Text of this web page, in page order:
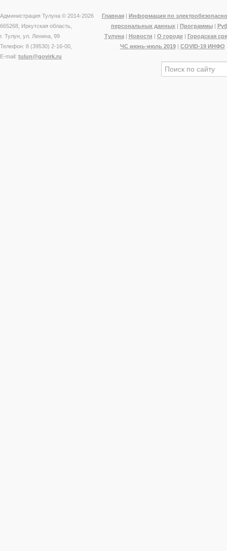
Администрация Тулуна © 2014-2026
665268, Иркутская область,
г. Тулун, ул. Ленина, 99
Телефон: 8 (39530) 2-16-00,
E-mail: tulun@govirk.ru
Главная| Информация по
персональных данных| Программы|
Тулуна| Новости | О городе| Городская
ЧС июнь-июль 2019| COVID-19 ИНФО